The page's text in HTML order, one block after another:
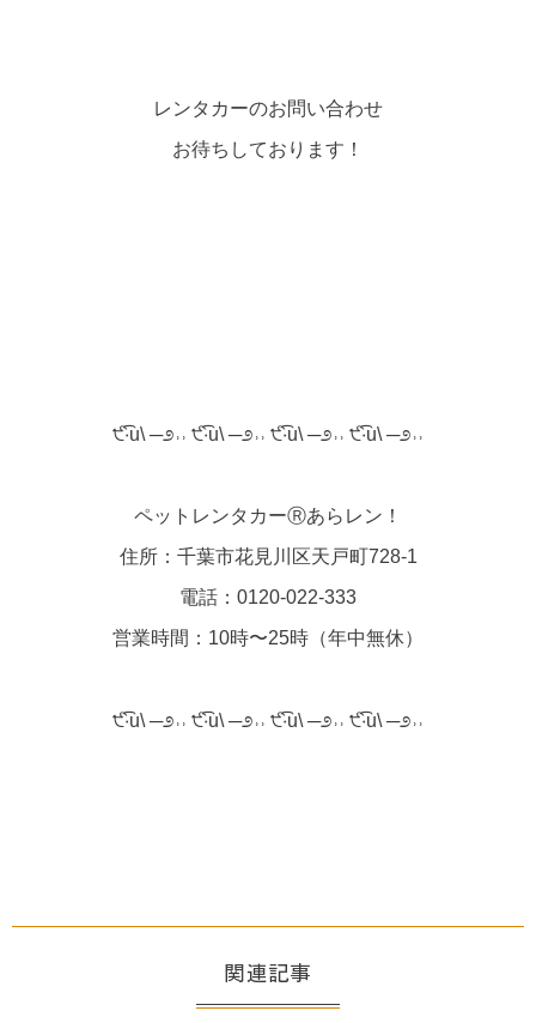
レンタカーのお問い合わせ
お待ちしております！
੯‧̀͡u\ ─೨˒˒ ੯‧̀͡u\ ─೨˒˒ ੯‧̀͡u\ ─೨˒˒ ੯‧̀͡u\ ─೨˒˒
ペットレンタカーⓇあらレン！
住所：千葉市花見川区天戸町728-1
電話：0120-022-333
営業時間：10時〜25時（年中無休）
੯‧̀͡u\ ─೨˒˒ ੯‧̀͡u\ ─೨˒˒ ੯‧̀͡u\ ─೨˒˒ ੯‧̀͡u\ ─೨˒˒
関連記事